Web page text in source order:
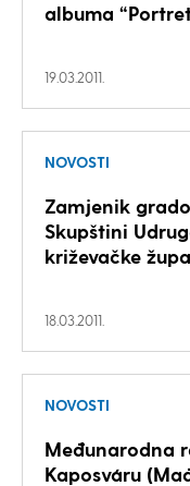
albuma
19.03.2011.
NOVOSTI
Zamjenik
Skupštini
križevačke
18.03.2011.
NOVOSTI
Međunarodna
Kaposváru